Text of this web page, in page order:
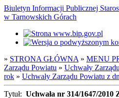
Biuletyn Informacji Publicznej
w Tarnowskich Górach
» STRONA GŁÓWNA » MENU
Zarządu Powiatu » Uchwały
rok » Uchwały Zarządu Powiatu z
Tytuł: Uchwała nr 314/1647/